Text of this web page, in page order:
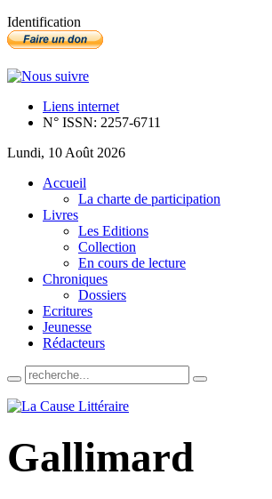
Identification
Liens internet
N° ISSN: 2257-6711
Lundi, 10 Août 2026
Accueil
La charte de participation
Livres
Les Editions
Collection
En cours de lecture
Chroniques
Dossiers
Ecritures
Jeunesse
Rédacteurs
Gallimard